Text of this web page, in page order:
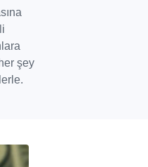
şey